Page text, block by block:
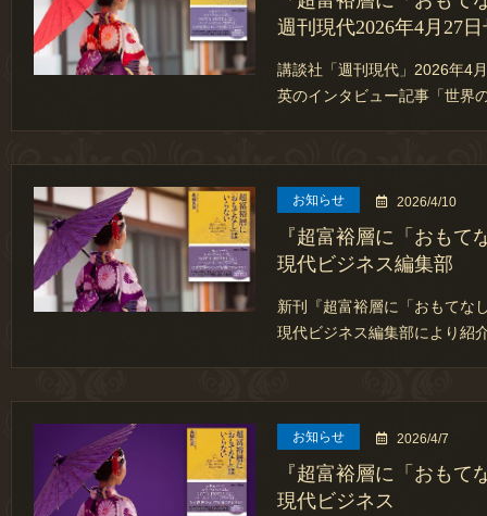
週刊現代2026年4月27
講談社「週刊現代」2026年4
英のインタビュー記事「世界
お知らせ 2026/4/10
『超富裕層に「おもて
現代ビジネス編集部
新刊『超富裕層に「おもてな
現代ビジネス編集部により紹
お知らせ 2026/4/7
『超富裕層に「おもて
現代ビジネス